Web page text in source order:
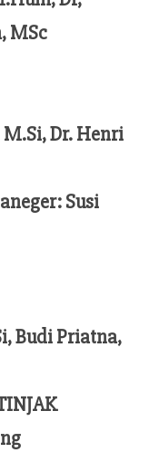
MSc
Dr. Henri
Susi
Budi Priatna,